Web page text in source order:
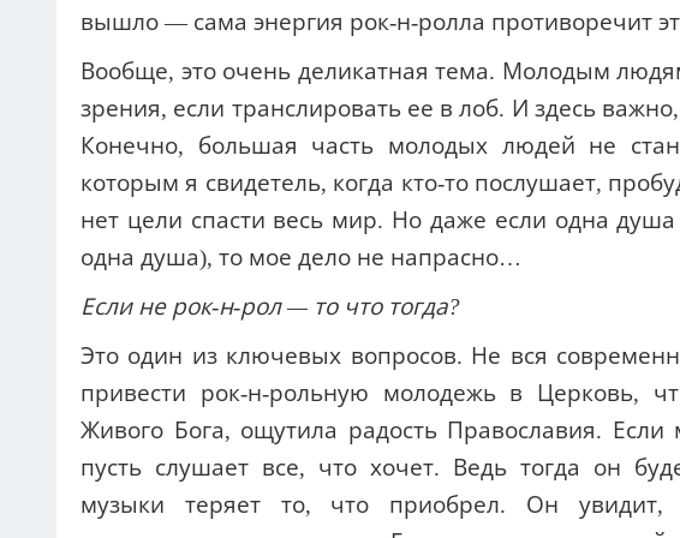
вышло — сама энергия рок-н-ролла противоречит
Вообще, это очень деликатная тема. Молодым
зрения, если транслировать ее в лоб. И здесь
Конечно, большая часть молодых людей не
которым я свидетель, когда кто-то послушает,
нет цели спасти весь мир. Но даже если одна душа
одна душа), то мое дело не напрасно…
Если не рок-н-рол — то что тогда?
Это один из ключевых вопросов. Не вся
привести рок-н-рольную молодежь в Церковь,
Живого Бога, ощутила радость Православия.
пусть слушает все, что хочет. Ведь тогда он
музыки теряет то, что приобрел. Он увидит,